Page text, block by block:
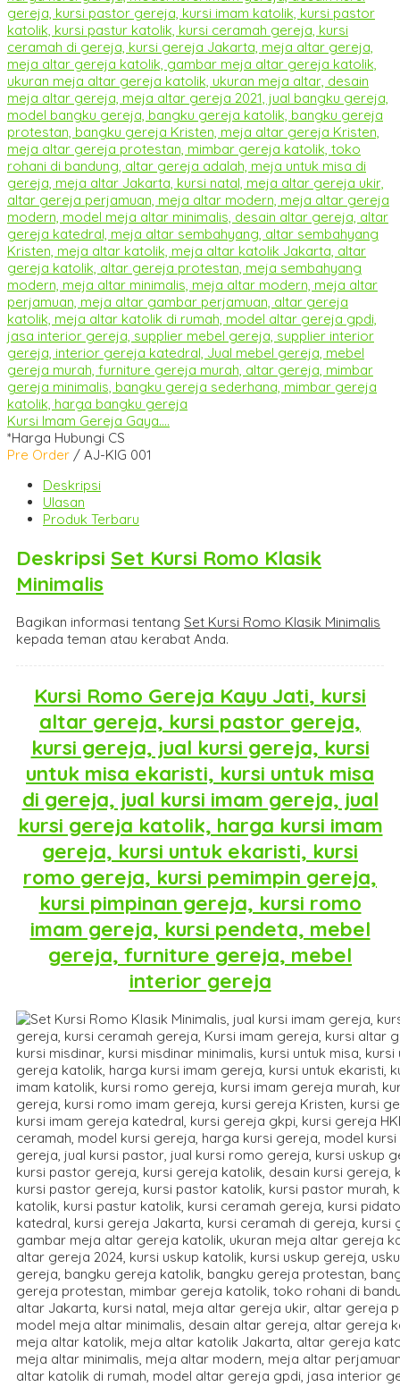
Kursi Imam Gereja Gaya....
*Harga Hubungi CS
Pre Order / AJ-KIG 001
Deskripsi
Ulasan
Produk Terbaru
Deskripsi Set Kursi Romo Klasik
Minimalis
Bagikan informasi tentang Set Kursi Romo Klasik Minimalis
kepada teman atau kerabat Anda.
Kursi Romo Gereja Kayu Jati, kursi
altar gereja, kursi pastor gereja,
kursi gereja, jual kursi gereja, kursi
untuk misa ekaristi, kursi untuk misa
di gereja, jual kursi imam gereja, jual
kursi gereja katolik, harga kursi imam
gereja, kursi untuk ekaristi, kursi
romo gereja, kursi pemimpin gereja,
kursi pimpinan gereja, kursi romo
imam gereja, kursi pendeta, mebel
gereja, furniture gereja, mebel
interior gereja